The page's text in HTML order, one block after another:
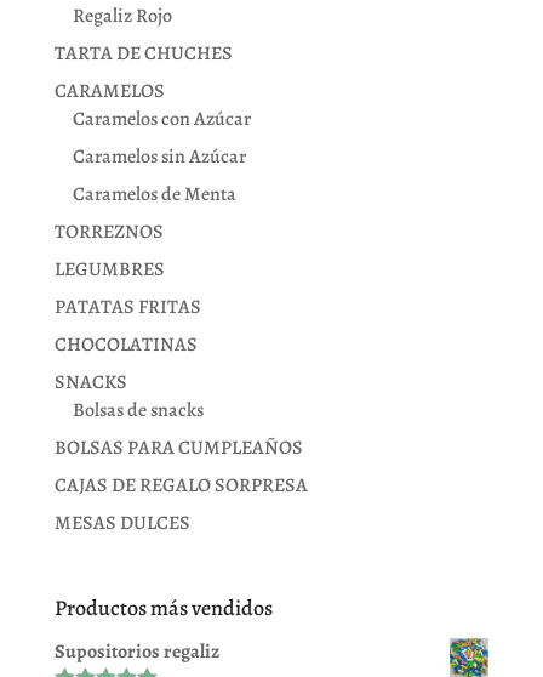
Regaliz Rojo
TARTA DE CHUCHES
CARAMELOS
Caramelos con Azúcar
Caramelos sin Azúcar
Caramelos de Menta
TORREZNOS
LEGUMBRES
PATATAS FRITAS
CHOCOLATINAS
SNACKS
Bolsas de snacks
BOLSAS PARA CUMPLEAÑOS
CAJAS DE REGALO SORPRESA
MESAS DULCES
Productos más vendidos
Supositorios regaliz